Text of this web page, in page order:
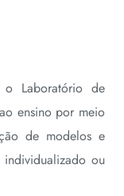
o Laboratório de
ensino por meio
de modelos e
individualizado ou